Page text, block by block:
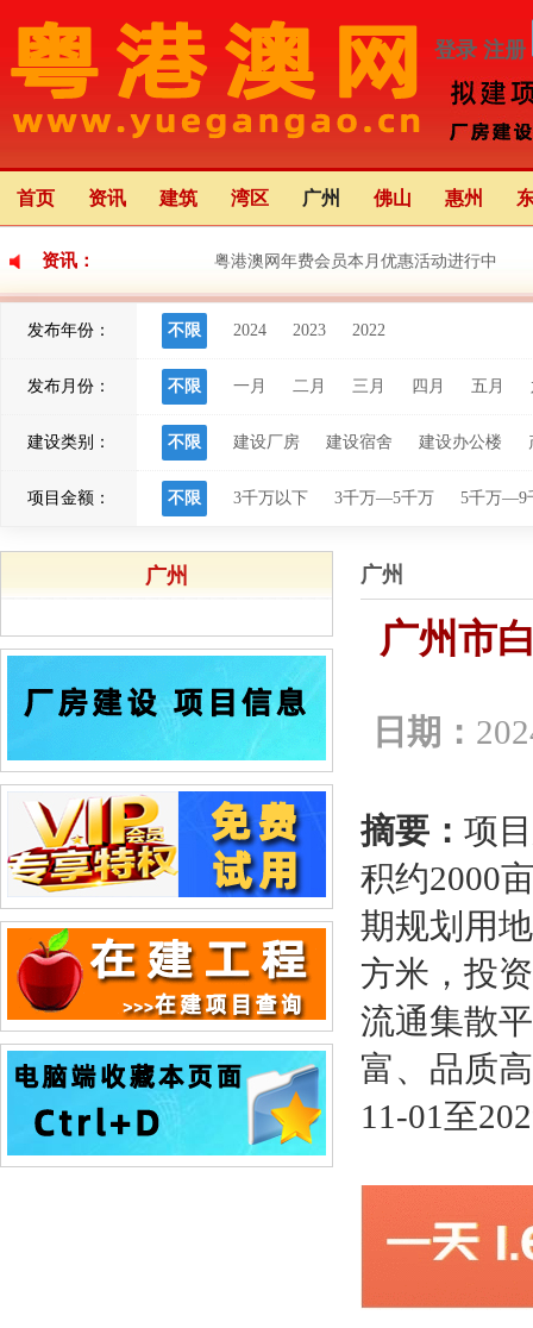
登录 注册
首页 资讯 建筑 湾区 广州 佛山 惠州
资讯： 粤港澳网年费会员本月优惠活动进行中
《珠海市2024年重点建设项目计划》图文
发布年份： 不限 2024 2023 2022
发布月份： 不限 一月 二月 三月 四月 五月
建设类别： 不限 建设厂房 建设宿舍 建设办公楼
项目金额： 不限 3千万以下 3千万—5千万 5千万—9
广州 广州
广州市
日期：
摘要： 项
积约2000
期规划用
方米，投
流通集散
富、品质
11-01至